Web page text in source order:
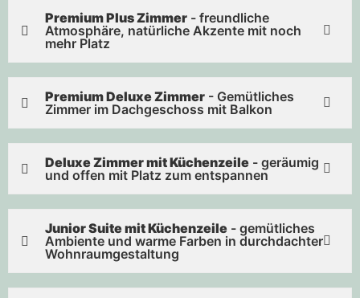
Premium Plus Zimmer - freundliche
Atmosphäre, natürliche Akzente mit noch
mehr Platz
Premium Deluxe Zimmer - Gemütliches
Zimmer im Dachgeschoss mit Balkon
Deluxe Zimmer mit Küchenzeile - geräumig
und offen mit Platz zum entspannen
Junior Suite mit Küchenzeile - gemütliches
Ambiente und warme Farben in durchdachter
Wohnraumgestaltung